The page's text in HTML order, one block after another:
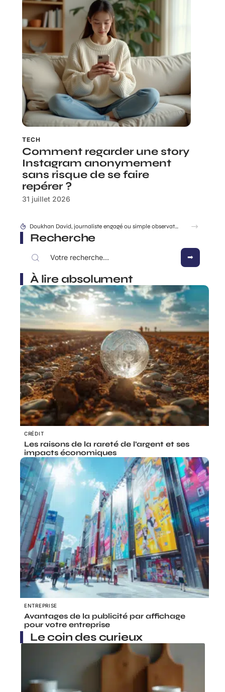
TECH
Comment regarder une story
Instagram anonymement
sans risque de se faire
repérer ?
31 juillet 2026
Différence entre sri et srri : tout comprendre pour choisir correctement
Recherche
À lire absolument
CRÉDIT
Les raisons de la rareté de l’argent et ses
impacts économiques
ENTREPRISE
Avantages de la publicité par affichage
pour votre entreprise
Le coin des curieux